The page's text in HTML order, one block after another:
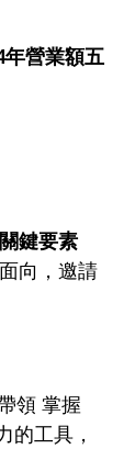
營業額五
鍵要素
向，邀請
領 掌握
的工具，